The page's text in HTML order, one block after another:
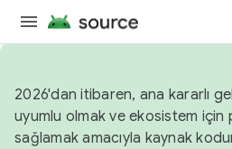
2026'dan itibaren, ana kararlı
uyumlu olmak ve ekosistem için
sağlamak amacıyla kaynak